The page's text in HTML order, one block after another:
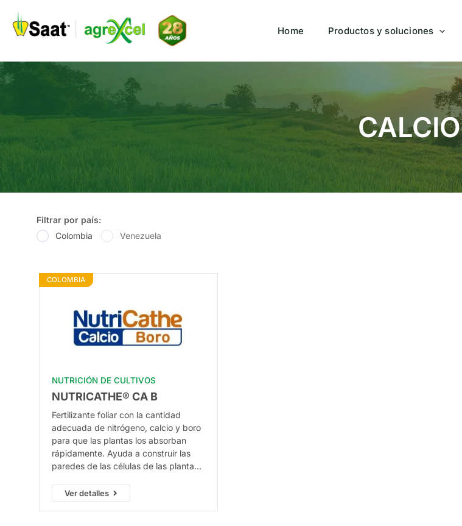
contenido
Home Productos y soluciones
CALCIO
Filtrar por país:
Colombia
Venezuela
COLOMBIA
NUTRICIÓN DE CULTIVOS
NUTRICATHE® CA B
Fertilizante foliar con la cantidad
adecuada de nitrógeno, calcio y boro
para que las plantas los absorban
rápidamente. Ayuda a construir las
paredes de las células de las plantas
Con su uso, se mejora la polinización y
se favorece el desarrollo de frutos y
Ver detalles